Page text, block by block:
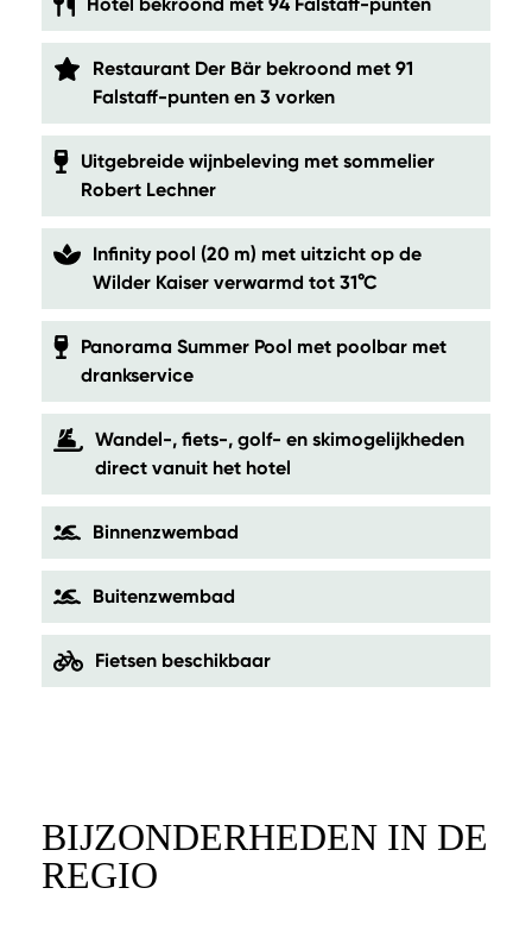
Restaurant Der Bär bekroond met 91
Falstaff-punten en 3 vorken
Uitgebreide wijnbeleving met sommelier
Robert Lechner
Infinity pool (20 m) met uitzicht op de
Wilder Kaiser verwarmd tot 31°C
Panorama Summer Pool met poolbar met
drankservice
Wandel-, fiets-, golf- en skimogelijkheden
direct vanuit het hotel
Binnenzwembad
Buitenzwembad
Fietsen beschikbaar
BIJZONDERHEDEN IN DE
REGIO